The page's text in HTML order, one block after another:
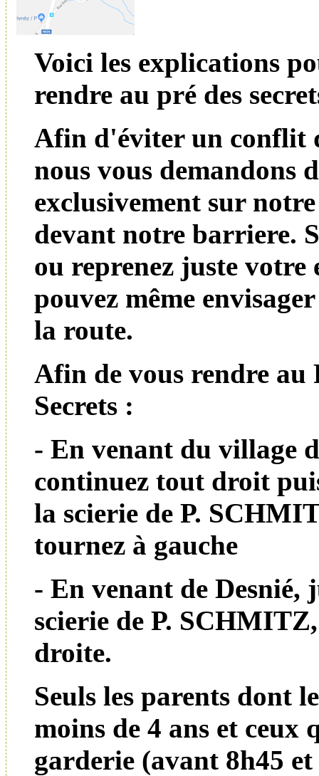
Voici les explications
rendre au pré des
Afin d'éviter un conflit
nous vous demandons
exclusivement sur
devant notre barriere.
ou reprenez juste votre
pouvez même
la route.
Afin de vous rendre au
Secrets :
- En venant du village
continuez tout droit
la scierie de P.
tournez à gauche
- En venant de Desnié,
scierie de P.
droite.
Seuls les parents dont
moins de 4 ans et ceux
garderie (avant 8h45